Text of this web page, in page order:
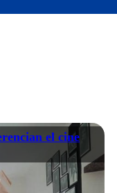
el cine